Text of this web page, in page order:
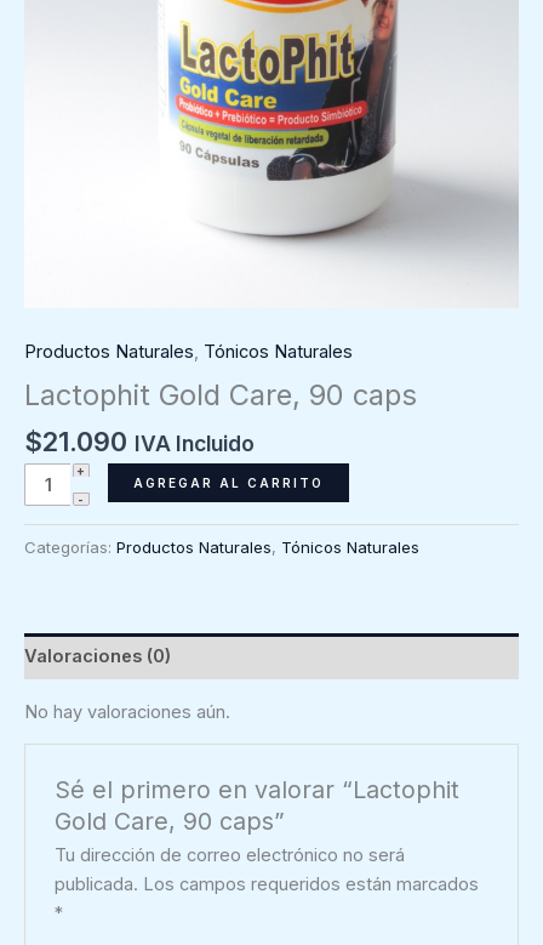
Productos Naturales, Tónicos Naturales
Lactophit Gold Care, 90 caps
$21.090 IVA Incluido
Lactophit
Gold
AGREGAR AL CARRITO
Categorías: Productos Naturales, Tónicos Naturales
Valoraciones (0)
No hay valoraciones aún.
Sé el primero en valorar “Lactophit
Gold Care, 90 caps”
Tu dirección de correo electrónico no será
publicada. Los campos requeridos están marcados
*